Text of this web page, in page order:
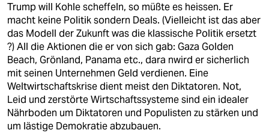
Trump will Kohle scheffeln, so müßte es heissen. Er
macht keine Politik sondern Deals. (Vielleicht ist das aber
das Modell der Zukunft was die klassische Politik ersetzt
?) All die Aktionen die er von sich gab: Gaza Golden
Beach, Grönland, Panama etc., dara nwird er sicherlich
mit seinen Unternehmen Geld verdienen. Eine
Weltwirtschaftskrise dient meist den Diktatoren. Not,
Leid und zerstörte Wirtschaftssysteme sind ein idealer
Nährboden um Diktatoren und Populisten zu stärken und
um lästige Demokratie abzubauen.